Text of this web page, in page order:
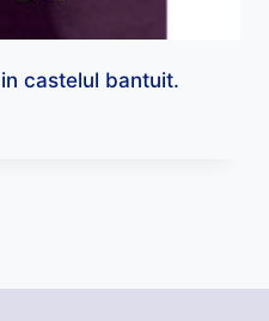
castelul bantuit.